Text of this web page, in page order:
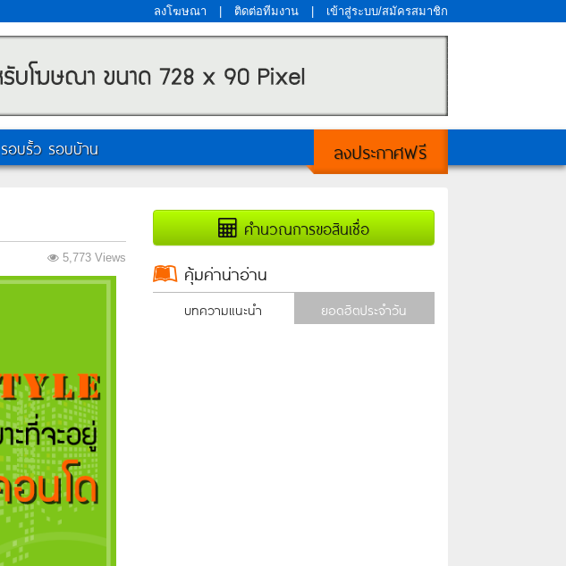
ลงโฆษณา ติดต่อทีมงาน เข้าสู่ระบบ/สมัครสมาชิก
รอบรั้ว รอบบ้าน ลงประกาศฟรี
5,773 Views
คำนวณการขอสินเชื่อ
คุ้มค่าน่าอ่าน
บทความแนะนำ ยอดฮิตประจำวัน